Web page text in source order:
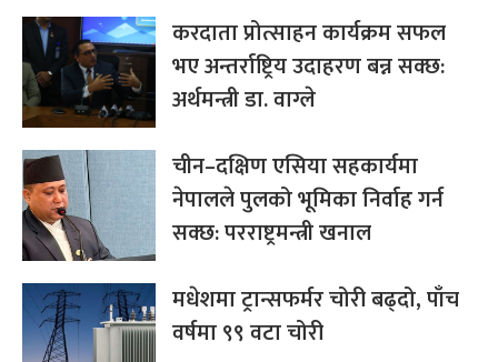
करदाता प्रोत्साहन कार्यक्रम सफल
भए अन्तर्राष्ट्रिय उदाहरण बन्न सक्छ:
अर्थमन्त्री डा. वाग्ले
चीन–दक्षिण एसिया सहकार्यमा
नेपालले पुलको भूमिका निर्वाह गर्न
सक्छ: परराष्ट्रमन्त्री खनाल
मधेशमा ट्रान्सफर्मर चोरी बढ्दो, पाँच
वर्षमा ९९ वटा चोरी